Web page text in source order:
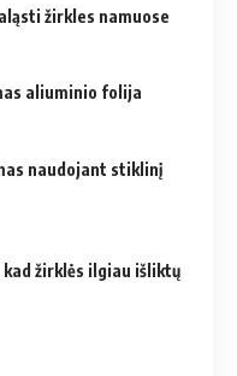
žirkles namuose
aliuminio folija
naudojant stiklinį
žirklės ilgiau išliktų